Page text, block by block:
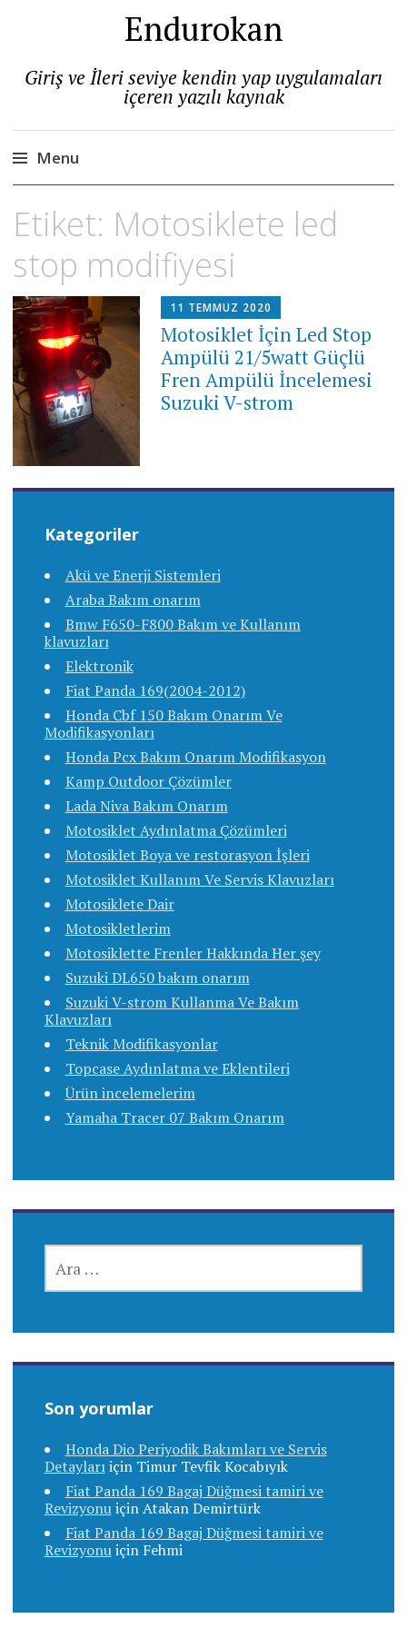
Endurokan
Giriş ve İleri seviye kendin yap uygulamaları
içeren yazılı kaynak
Menu
to
Etiket: Motosiklete led
stop modifiyesi
11 TEMMUZ 2020
Motosiklet İçin Led Stop
Ampülü 21/5watt Güçlü
Fren Ampülü İncelemesi
Suzuki V-strom
Kategoriler
Akü ve Enerji Sistemleri
Araba Bakım onarım
Bmw F650-F800 Bakım ve Kullanım
klavuzları
Elektronik
Fiat Panda 169(2004-2012)
Honda Cbf 150 Bakım Onarım Ve
Modifikasyonları
Honda Pcx Bakım Onarım Modifikasyon
Kamp Outdoor Çözümler
Lada Niva Bakım Onarım
Motosiklet Aydınlatma Çözümleri
Motosiklet Boya ve restorasyon İşleri
Motosiklet Kullanım Ve Servis Klavuzları
Motosiklete Dair
Motosikletlerim
Motosiklette Frenler Hakkında Her şey
Suzuki DL650 bakım onarım
Suzuki V-strom Kullanma Ve Bakım
Klavuzları
Teknik Modifikasyonlar
Topcase Aydınlatma ve Eklentileri
Ürün incelemelerim
Yamaha Tracer 07 Bakım Onarım
Son yorumlar
Honda Dio Periyodik Bakımları ve Servis
Detaylarıiçin Timur Tevfik Kocabıyık
Fiat Panda 169 Bagaj Düğmesi tamiri ve
RevizyonuiçinAtakan Demirtürk
Fiat Panda 169 Bagaj Düğmesi tamiri ve
Revizyonuiçin Fehmi